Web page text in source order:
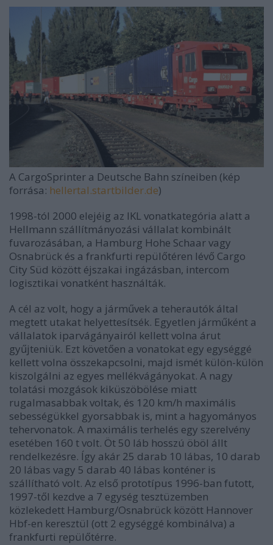
A CargoSprinter a Deutsche Bahn színeiben (kép
forrása: hellertal.startbilder.de)
1998-tól 2000 elejéig az IKL vonatkategória alatt a
Hellmann szállítmányozási vállalat kombinált
fuvarozásában, a Hamburg Hohe Schaar vagy
Osnabrück és a frankfurti repülőtéren lévő Cargo
City Süd között éjszakai ingázásban, intercom
logisztikai vonatként használták.
A cél az volt, hogy a járművek a teherautók által
megtett utakat helyettesítsék. Egyetlen járműként a
vállalatok iparvágányairól kellett volna árut
gyűjteniük. Ezt követően a vonatokat egy egységgé
kellett volna összekapcsolni, majd ismét külön-külön
kiszolgálni az egyes mellékvágányokat. A nagy
tolatási mozgások kiküszöbölése miatt
rugalmasabbak voltak, és 120 km/h maximális
sebességükkel gyorsabbak is, mint a hagyományos
tehervonatok. A maximális terhelés egy szerelvény
esetében 160 t volt. Öt 50 láb hosszú öböl állt
rendelkezésre. Így akár 25 darab 10 lábas, 10 darab
20 lábas vagy 5 darab 40 lábas konténer is
szállítható volt. Az első prototípus 1996-ban futott,
1997-től kezdve a 7 egység tesztüzemben
közlekedett Hamburg/Osnabrück között Hannover
Hbf-en keresztül (ott 2 egységgé kombinálva) a
frankfurti repülőtérre.